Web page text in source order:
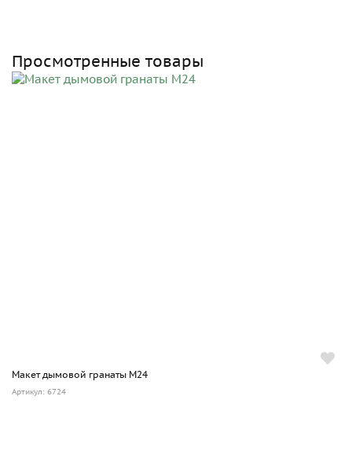
Просмотренные товары
Макет дымовой гранаты М24
Артикул: 6724